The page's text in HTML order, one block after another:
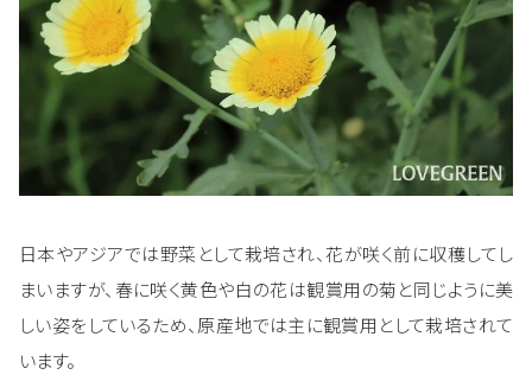
日本やアジアでは野菜として栽培され、花が咲く前に収穫してし
まいますが、春に咲く黄色や白の花は観賞用の菊と同じように美
しい姿をしているため、原産地では主に観賞用として栽培されて
います。